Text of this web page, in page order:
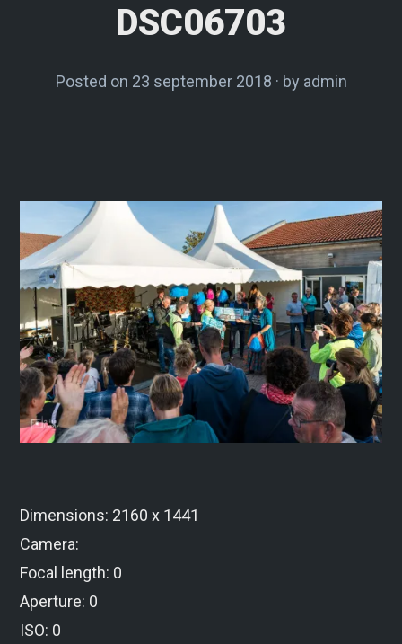
DSC06703
Posted on 23 september 2018 by admin
Dimensions: 2160 x 1441
Camera:
Focal length: 0
Aperture: 0
ISO: 0